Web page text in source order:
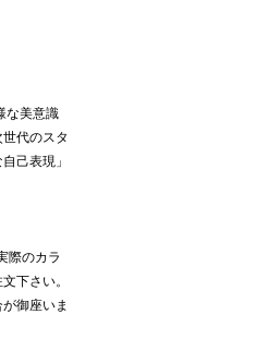
な美意識
代のスタ
己表現」
際のカラ
下さい。
御座いま